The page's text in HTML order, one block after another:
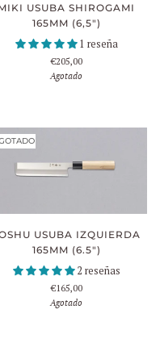
USUBA SHIROGAMI
165MM (6,5")
1 reseña
€205,00
Agotado
USUBA IZQUIERDA
165MM (6.5")
2 reseñas
€165,00
Agotado